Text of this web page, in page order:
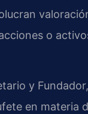
o
y
en materia